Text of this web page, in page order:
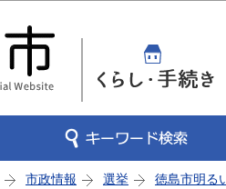
市政情報 選挙 徳島市明る